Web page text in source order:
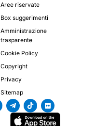
Aree riservate
Box suggerimenti
Amministrazione
trasparente
Cookie Policy
Copyright
Privacy
Sitemap